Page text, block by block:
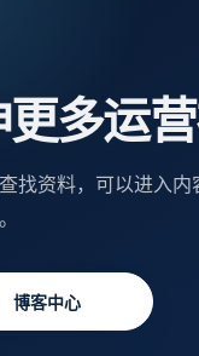
多运
找资料，可以进入
博客中心